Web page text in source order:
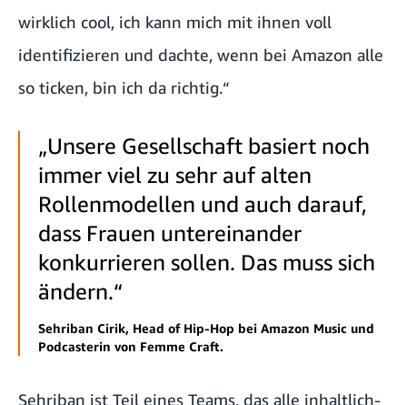
wirklich cool, ich kann mich mit ihnen voll
identifizieren und dachte, wenn bei Amazon alle
so ticken, bin ich da richtig.“
„Unsere Gesellschaft basiert noch
immer viel zu sehr auf alten
Rollenmodellen und auch darauf,
dass Frauen untereinander
konkurrieren sollen. Das muss sich
ändern.“
Sehriban Cirik, Head of Hip-Hop bei Amazon Music und
Podcasterin von Femme Craft.
Sehriban ist Teil eines Teams, das alle inhaltlich-